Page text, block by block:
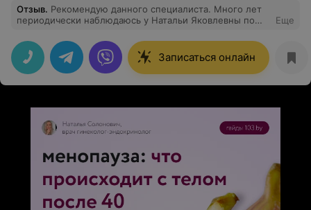
Отзыв. Рекомендую данного специалиста. Много лет
периодически наблюдаюсь у Натальи Яковлевны по
специалист, которому можно довериться,
профессионал своего дела. В общем, рекомендую!
Еще
Записаться онлайн